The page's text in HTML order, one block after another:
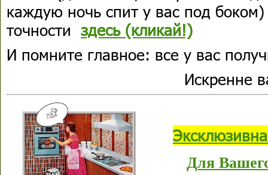
каждую ночь спит у вас под
точности здесь (кликай!)
И помните главное: все у вас
Искренне
Для